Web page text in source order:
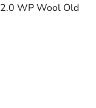
WP Wool Old